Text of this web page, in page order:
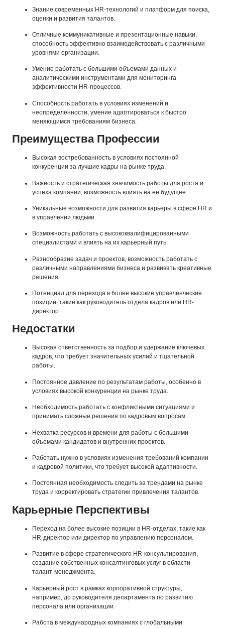
Знание современных HR-технологий и платформ для поиска,
оценки и развития талантов.
Отличные коммуникативные и презентационные навыки,
способность эффективно взаимодействовать с различными
уровнями организации.
Умение работать с большими объемами данных и
аналитическими инструментами для мониторинга
эффективности HR-процессов.
Способность работать в условиях изменений и
неопределенности, умение адаптироваться к быстро
меняющимся требованиям бизнеса.
Преимущества Профессии
Высокая востребованность в условиях постоянной
конкуренции за лучшие кадры на рынке труда.
Важность и стратегическая значимость работы для роста и
успеха компании, возможность влиять на её будущее.
Уникальные возможности для развития карьеры в сфере HR и
в управлении людьми.
Возможность работать с высококвалифицированными
специалистами и влиять на их карьерный путь.
Разнообразие задач и проектов, возможность работать с
различными направлениями бизнеса и развивать креативные
решения.
Потенциал для перехода в более высокие управленческие
позиции, такие как руководитель отдела кадров или HR-
директор.
Недостатки
Высокая ответственность за подбор и удержание ключевых
кадров, что требует значительных усилий и тщательной
работы.
Постоянное давление по результатам работы, особенно в
условиях высокой конкуренции на рынке труда.
Необходимость работать с конфликтными ситуациями и
принимать сложные решения по кадровым вопросам.
Нехватка ресурсов и времени для работы с большими
объемами кандидатов и внутренних проектов.
Работать нужно в условиях изменения требований компании
и кадровой политики, что требует высокой адаптивности.
Постоянная необходимость следить за трендами на рынке
труда и корректировать стратегии привлечения талантов.
Карьерные Перспективы
Переход на более высокие позиции в HR-отделах, такие как
HR-директор или директор по управлению персоналом.
Развитие в сфере стратегического HR-консультирования,
создание собственных консалтинговых услуг в области
талант-менеджмента.
Карьерный рост в рамках корпоративной структуры,
например, до руководителя департамента по развитию
персонала или организации.
Работа в международных компаниях с глобальными